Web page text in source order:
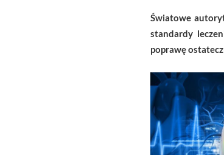
Światowe
standardy
poprawę